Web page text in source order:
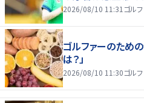
2026/08/10 11:31 ゴルフ
ゴルファーのため
は？」
2026/08/10 11:30ゴルフ